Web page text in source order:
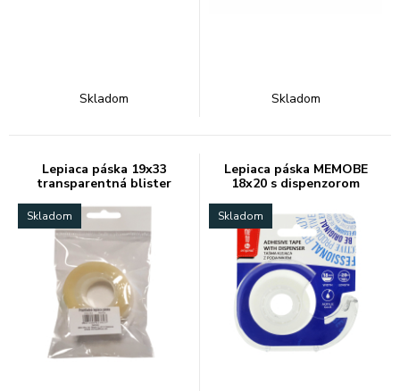
Skladom Skladom
Lepiaca páska 19x33
transparentná blister
Skladom
Lepiaca páska MEMOBE
18x20 s dispenzorom
Skladom